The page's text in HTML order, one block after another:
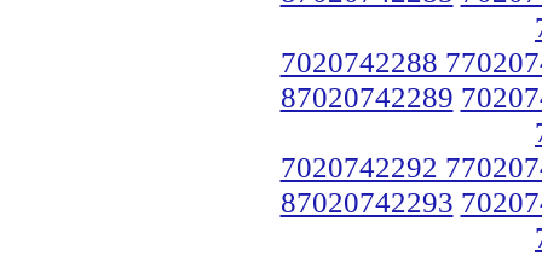
7020742288
87020742289
7020742292
87020742293